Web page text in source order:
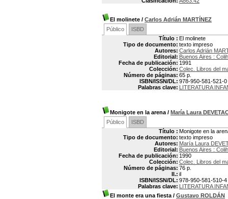
El molinete / Carlos Adrián MARTÍNEZ
Público
ISBD
Título : El molinete
Tipo de documento: texto impreso
Autores: Carlos Adrián
Editorial: Buenos Aires :
Fecha de publicación: 1991
Colección: Colec. Libros del
Número de páginas: 65 p.
ISBN/ISSN/DL: 978-950-581-521-0
Palabras clave: LITERATURA
Monigote en la arena / María Laura
Público
ISBD
Título : Monigote en la
Tipo de documento: texto impreso
Autores: María Laura
Editorial: Buenos Aires :
Fecha de publicación: 1990
Colección: Colec. Libros del
Número de páginas: 76 p.
Il.: il
ISBN/ISSN/DL: 978-950-581-510-4
Palabras clave: LITERATURA
El monte era una fiesta / Gustavo ROLDÁN